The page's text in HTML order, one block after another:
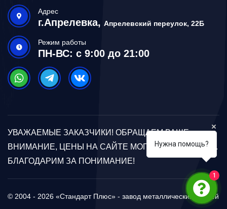
Адрес
г.Апрелевка, Апрелевский переулок, 22Б
Режим работы
ПН-ВС: с 9:00 до 21:00
УВАЖАЕМЫЕ ЗАКАЗЧИКИ! ОБРАЩАЕМ ВАШЕ
ВНИМАНИЕ, ЦЕНЫ НА САЙТЕ МОГУТ ОТЛИЧАТЬСЯ.
БЛАГОДАРИМ ЗА ПОНИМАНИЕ!
© 2004 - 2026 «Стандарт Плюс» - завод металлических дверей
Нужна помощь?
1